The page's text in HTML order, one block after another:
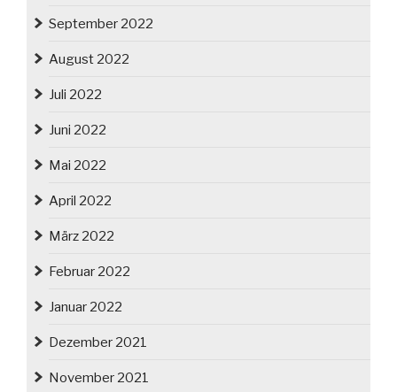
September 2022
August 2022
Juli 2022
Juni 2022
Mai 2022
April 2022
März 2022
Februar 2022
Januar 2022
Dezember 2021
November 2021